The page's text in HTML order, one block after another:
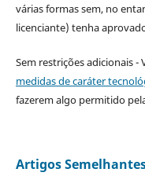
várias formas sem, no
licenciante) tenha
Sem restrições adicionais
medidas de caráter
fazerem algo permitido
Artigos